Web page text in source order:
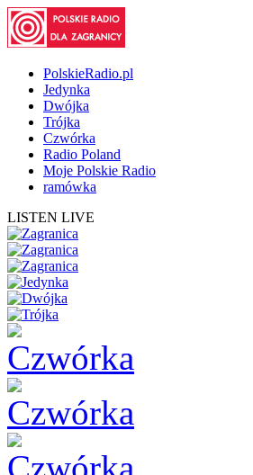
PolskieRadio.pl
Jedynka
Dwójka
Trójka
Czwórka
Radio Poland
Moje Polskie Radio
ramówka
LISTEN LIVE